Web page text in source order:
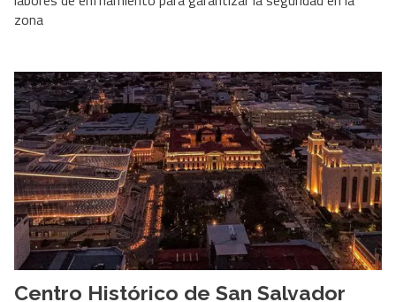
zona
Centro Histórico de San Salvador